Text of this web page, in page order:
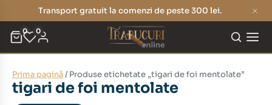
Transport gratuit la comenzi de peste 300 lei.
0 0
Prima pagină/ Produse etichetate „tigari de foi mentolate”
tigari de foi mentolate